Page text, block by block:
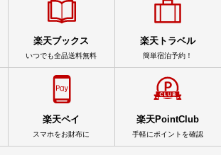
楽天ブックス
いつでも全品送料無料
楽天トラベル
簡単宿泊予約！
楽天ペイ
スマホをお財布に
楽天PointClub
手軽にポイントを確認